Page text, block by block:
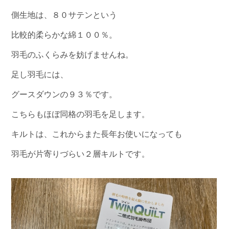
側生地は、８０サテンという
比較的柔らかな綿１００％。
羽毛のふくらみを妨げませんね。
足し羽毛には、
グースダウンの９３％です。
こちらもほぼ同格の羽毛を足します。
キルトは、これからまた長年お使いになっても
羽毛が片寄りづらい２層キルトです。